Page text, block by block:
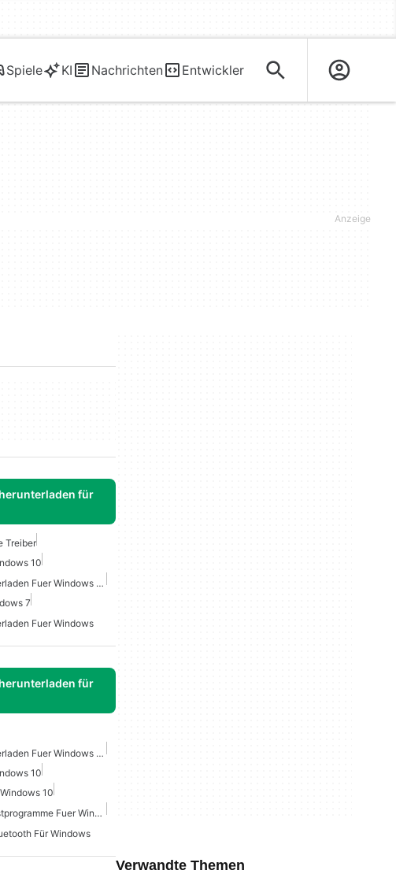
Spiele KI Nachrichten Entwickler
für
Treiber
10
Treiber Herunterladen Fuer Windows 10
7
Fuer Windows
für
Treiber Herunterladen Fuer Windows 10
10
10
Windows Dienstprogramme Fuer Windows 10
Für Windows
Verwandte Themen